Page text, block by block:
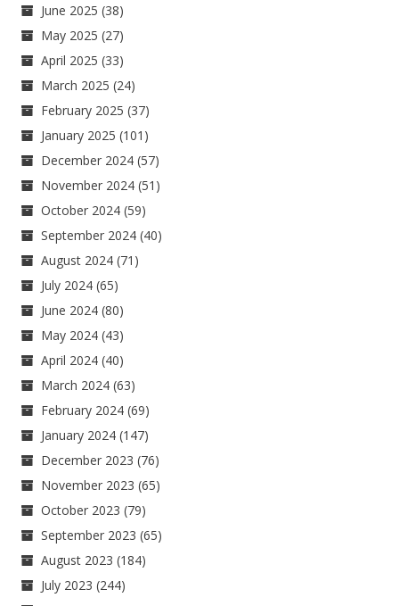
June 2025 (38)
May 2025 (27)
April 2025 (33)
March 2025 (24)
February 2025 (37)
January 2025 (101)
December 2024 (57)
November 2024 (51)
October 2024 (59)
September 2024 (40)
August 2024 (71)
July 2024 (65)
June 2024 (80)
May 2024 (43)
April 2024 (40)
March 2024 (63)
February 2024 (69)
January 2024 (147)
December 2023 (76)
November 2023 (65)
October 2023 (79)
September 2023 (65)
August 2023 (184)
July 2023 (244)